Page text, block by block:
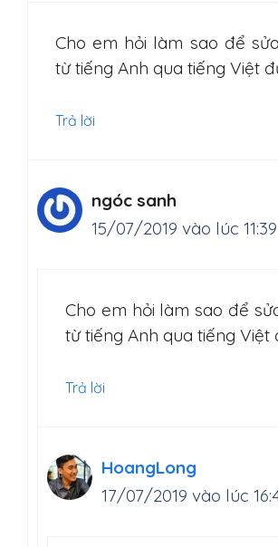
Cho em hỏi làm sao để
từ tiếng Anh qua tiếng Việt
Trả lời
ngóc sanh
15/07/2019 vào lúc 11:39
Cho em hỏi làm sao để
từ tiếng Anh qua tiếng Việt
Trả lời
HoangLong
17/07/2019 vào lúc